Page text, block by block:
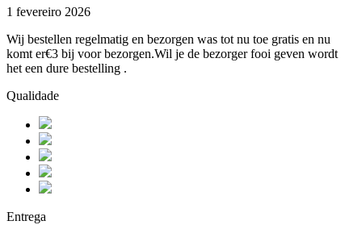
1 fevereiro 2026
Wij bestellen regelmatig en bezorgen was tot nu toe gratis en nu
komt er€3 bij voor bezorgen.Wil je de bezorger fooi geven wordt
het een dure bestelling .
Qualidade
Entrega